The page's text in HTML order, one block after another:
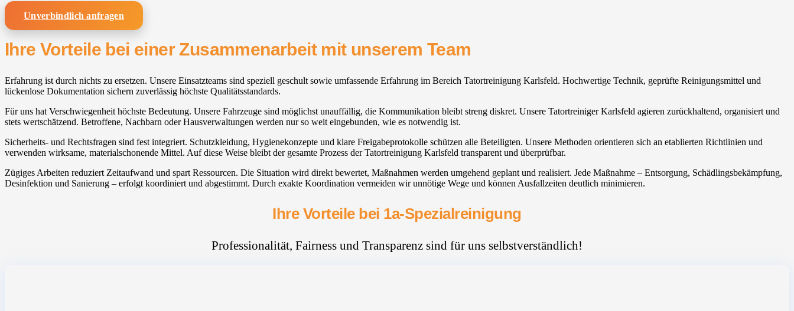
Unverbindlich anfragen
Ihre Vorteile bei einer Zusammenarbeit mit unserem Team
Erfahrung ist durch nichts zu ersetzen. Unsere Einsatzteams sind speziell geschult sowie umfassende Erfahrung im Bereich Tatortreinigung Karlsfeld⁠. Hochwertige Technik, geprüfte Reinigungsmittel und
lückenlose Dokumentation sichern zuverlässig höchste Qualitätsstandards.
Für uns hat Verschwiegenheit höchste Bedeutung. Unsere Fahrzeuge sind möglichst unauffällig, die Kommunikation bleibt streng diskret. Unsere Tatortreiniger Karlsfeld⁠ agieren zurückhaltend, organisiert und
stets wertschätzend. Betroffene, Nachbarn oder Hausverwaltungen werden nur so weit eingebunden, wie es notwendig ist.
Sicherheits- und Rechtsfragen sind fest integriert. Schutzkleidung, Hygienekonzepte und klare Freigabeprotokolle schützen alle Beteiligten. Unsere Methoden orientieren sich an etablierten Richtlinien und
verwenden wirksame, materialschonende Mittel. Auf diese Weise bleibt der gesamte Prozess der Tatortreinigung Karlsfeld⁠ transparent und überprüfbar.
Zügiges Arbeiten reduziert Zeitaufwand und spart Ressourcen. Die Situation wird direkt bewertet, Maßnahmen werden umgehend geplant und realisiert. Jede Maßnahme – Entsorgung, Schädlingsbekämpfung,
Desinfektion und Sanierung – erfolgt koordiniert und abgestimmt. Durch exakte Koordination vermeiden wir unnötige Wege und können Ausfallzeiten deutlich minimieren.
Ihre Vorteile bei 1a-Spezialreinigung
Professionalität, Fairness und Transparenz sind für uns selbstverständlich!